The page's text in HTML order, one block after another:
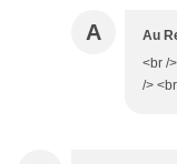
A Au
<br /
/>